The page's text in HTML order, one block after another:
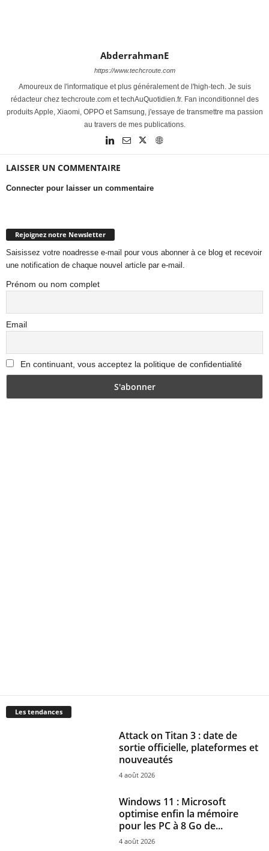
AbderrahmanE
https://www.techcroute.com
Amoureux de l'informatique et plus généralement de l'high-tech. Je suis
rédacteur chez techcroute.com et techAuQuotidien.fr. Fan inconditionnel des
produits Apple, Xiaomi, OPPO et Samsung, j'essaye de transmettre ma passion
au travers de mes publications.
LAISSER UN COMMENTAIRE
Connecter pour laisser un commentaire
Rejoignez notre Newsletter
Saisissez votre noadresse e-mail pour vous abonner à ce blog et recevoir
une notification de chaque nouvel article par e-mail.
Prénom ou nom complet
Email
En continuant, vous acceptez la politique de confidentialité
Les tendances
Attack on Titan 3 : date de
sortie officielle, plateformes et
nouveautés
4 août 2026
Windows 11 : Microsoft
optimise enfin la mémoire
pour les PC à 8 Go de...
4 août 2026